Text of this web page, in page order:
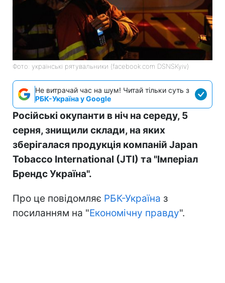
Фото: українські рятувальники (facebook.com DSNSKyiv)
Не витрачай час на шум! Читай тільки суть з
РБК-Україна у Google
Російські окупанти в ніч на середу, 5
серня, знищили склади, на яких
зберігалася продукція компаній Japan
Tobacco International (JTI) та "Імперіал
Брендс Україна".
Про це повідомляє РБК-Україна з
посиланням на "Економічну правду".